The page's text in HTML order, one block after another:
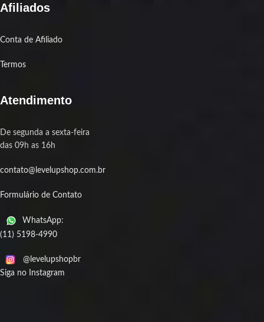
Afiliados
Conta de Afiliado
Termos
Atendimento
De segunda a sexta-feira
das 09h as 16h
contato@levelupshop.com.br
Formulário de Contato
WhatsApp:
(11) 5198-4990
@levelupshopbr
Siga no Instagram